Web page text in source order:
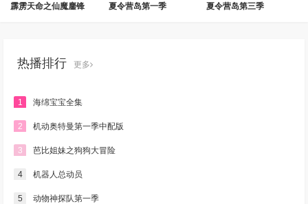
霹雳天命之仙魔鏖锋 夏令营岛第一季 夏令营岛第三季
热播排行 更多
1 海绵宝宝全集
2 机动奥特曼第一季中配版
3 芭比姐妹之狗狗大冒险
4 机器人总动员
5 动物神探队第一季